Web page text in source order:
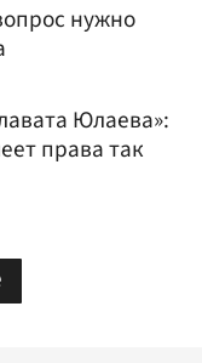
нужно
Юлаева»:
права так